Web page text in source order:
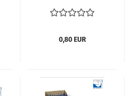
lang - 22mm
Durchmesser
0,80 EUR